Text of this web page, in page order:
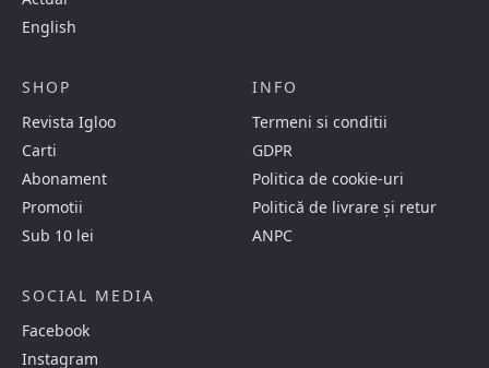
English
SHOP
Revista Igloo
Carti
Abonament
Promotii
Sub 10 lei
INFO
Termeni si conditii
GDPR
Politica de cookie-uri
Politică de livrare și retur
ANPC
SOCIAL MEDIA
Facebook
Instagram